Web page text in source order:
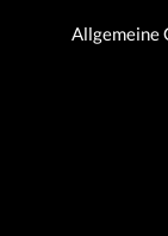
Allgemeine